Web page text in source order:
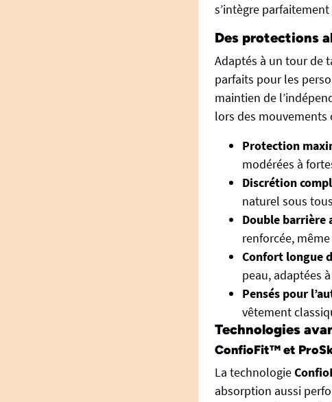
s’intègre
Des protections
Adaptés à un tour de
parfaits pour les
maintien de
lors des
Protection
modérées à
Discrétion
naturel sous
Double barrière
renforcée,
Confort longue
peau, adaptées
Pensés pour
vêtement
Technologies
ConfioFit™ et
La technologie
absorption aussi